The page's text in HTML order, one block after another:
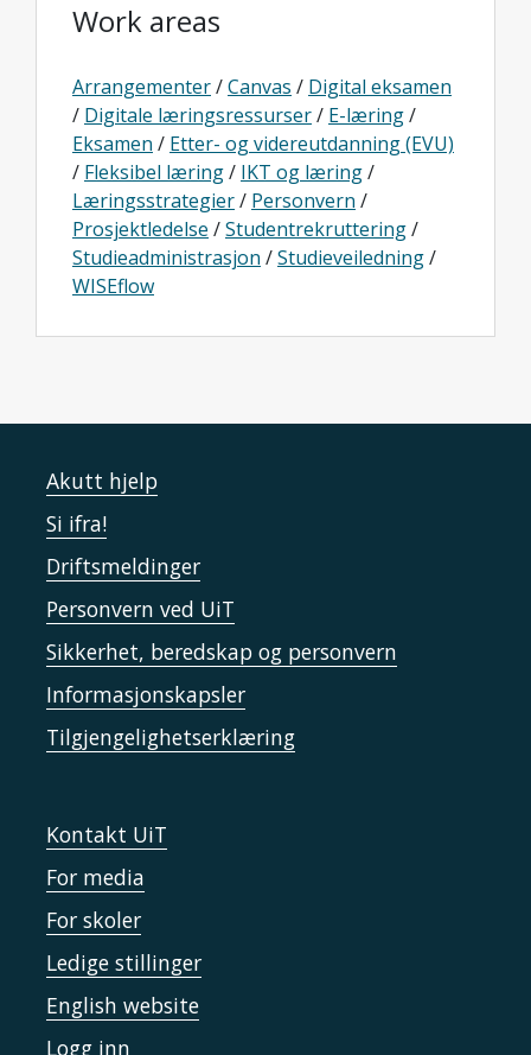
Work areas
Arrangementer/Canvas / Digital eksamen
/ Digitale læringsressurser/ E-læring/
Eksamen / Etter- og videreutdanning (EVU)
/ Fleksibel læring/ IKT og læring/
Læringsstrategier/ Personvern /
Prosjektledelse /Studentrekruttering/
Studieadministrasjon /Studieveiledning/
WISEflow
Akutt hjelp
Si ifra!
Driftsmeldinger
Personvern ved UiT
Sikkerhet, beredskap og personvern
Informasjonskapsler
Tilgjengelighetserklæring
Kontakt UiT
For media
For skoler
Ledige stillinger
English website
Logg inn